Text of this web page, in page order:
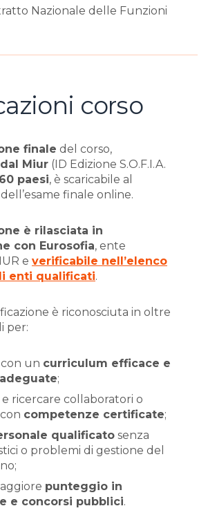
Nazionale delle Funzioni
corso
finale del corso,
Miur (ID Edizione S.O.F.I.A.
paesi, è scaricabile al
finale online.
è rilasciata in
con Eurosofia, ente
e verificabile nell’elenco
enti qualificati.
è riconosciuta in oltre
per:
un curriculum efficace e
;
ricercare collaboratori o
competenze certificate;
qualificato senza
o problemi di gestione del
punteggio in
e concorsi pubblici.